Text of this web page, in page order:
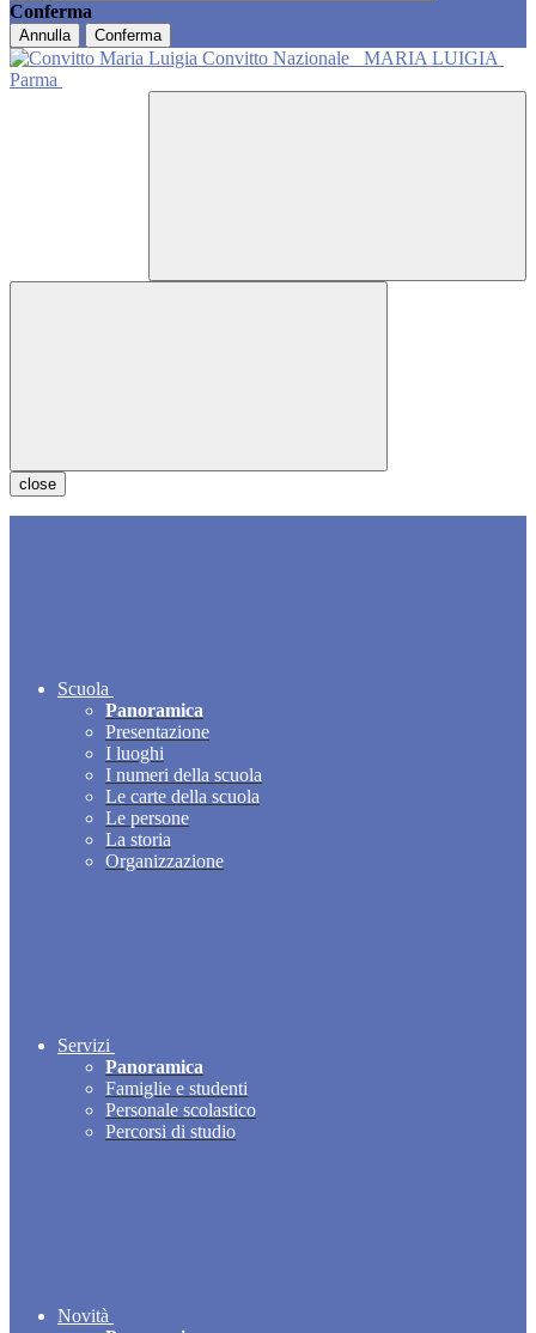
Conferma
Annulla Conferma
Convitto Nazionale
MARIA LUIGIA
Parma
close
Scuola
Panoramica
Presentazione
I luoghi
I numeri della scuola
Le carte della scuola
Le persone
La storia
Organizzazione
Servizi
Panoramica
Famiglie e studenti
Personale scolastico
Percorsi di studio
Novità